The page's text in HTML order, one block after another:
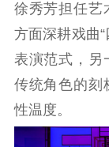
电
党
徐秀芳担任艺
方面深耕戏曲
表演范式，另
传统角色的刻
性温度。